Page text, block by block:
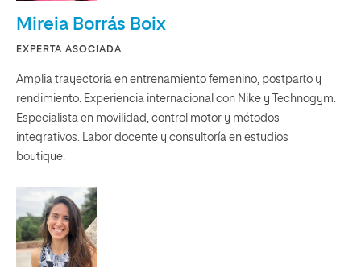
Mireia Borrás Boix
EXPERTA ASOCIADA
Amplia trayectoria en entrenamiento femenino, postparto y
rendimiento. Experiencia internacional con Nike y Technogym.
Especialista en movilidad, control motor y métodos
integrativos. Labor docente y consultoría en estudios
boutique.